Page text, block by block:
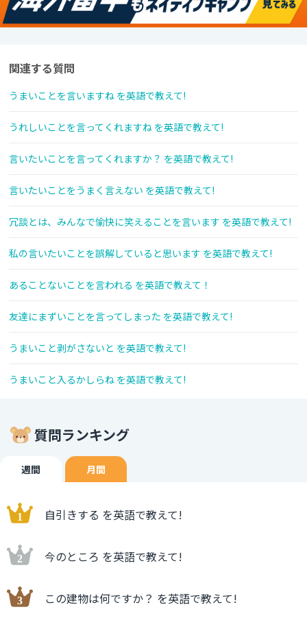
関連する質問
うまいことを言いますね を英語で教えて!
うれしいことを言ってくれますね を英語で教えて!
言いたいことを言ってくれますか？ を英語で教えて!
言いたいことをうまく言えない を英語で教えて!
冗談とは、みんなで愉快に笑えることを言います を英語で教えて!
私の言いたいことを誤解していると思います を英語で教えて!
あることないことを言われる を英語で教えて！
友達にまずいことを言ってしまった を英語で教えて!
うまいこと剥がさないと を英語で教えて!
うまいこと入るかしらね を英語で教えて!
質問ランキング
週間 月間
自引きする を英語で教えて!
今のところ を英語で教えて!
この建物は何ですか？ を英語で教えて!